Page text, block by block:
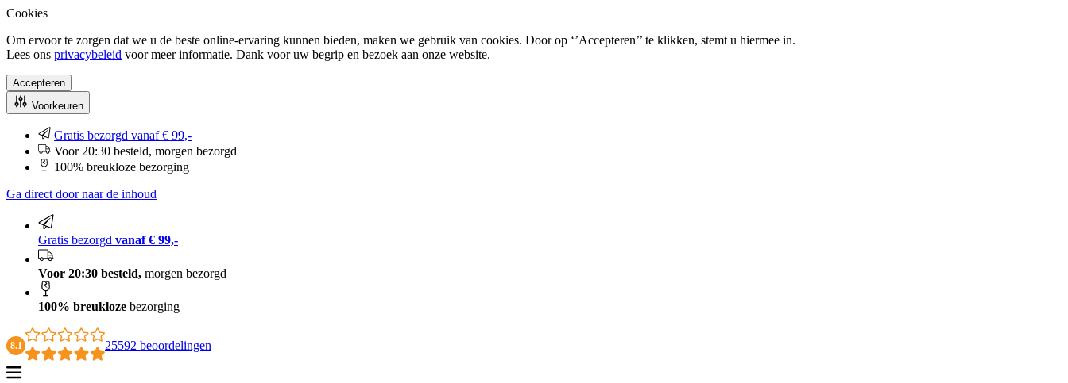
Cookies
Om ervoor te zorgen dat we u de beste online-ervaring kunnen bieden, maken we gebruik van cookies. Door op ‘’Accepteren’’ te klikken, stemt u hiermee in.
Lees ons privacybeleid voor meer informatie. Dank voor uw begrip en bezoek aan onze website.
Accepteren
Voorkeuren
Gratis bezorgd vanaf € 99,-
Voor 20:30 besteld, morgen bezorgd
100% breukloze bezorging
Ga direct door naar de inhoud
Gratis bezorgd vanaf € 99,-
Voor 20:30 besteld, morgen bezorgd
100% breukloze bezorging
8.1 25592 beoordelingen